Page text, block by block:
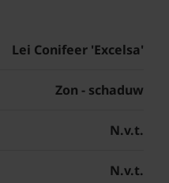
Lei Conifeer 'Excelsa'
Zon - schaduw
N.v.t.
N.v.t.